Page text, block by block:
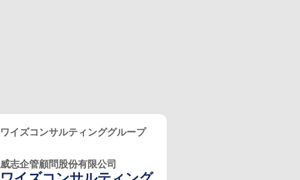
ワイズコンサルティンググループ
威志企管顧問股份有限公司